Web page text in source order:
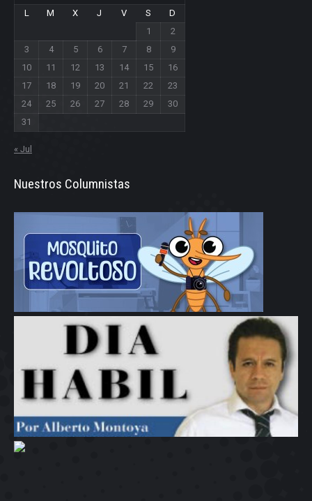
L
M X J V S
D
1
2
3
4 5 6 7 8
9
10
11 12 13 14 15
16
17
18 19 20 21 22
23
24
25 26 27 28 29
30
31
« Jul
Nuestros Columnistas